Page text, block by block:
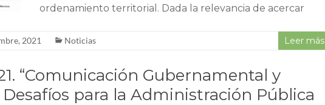
ordenamiento territorial. Dada la relevancia de acercar
2021 Noticias Leer más
“Comunicación Gubernamental y
Desafíos para la Administración Pública